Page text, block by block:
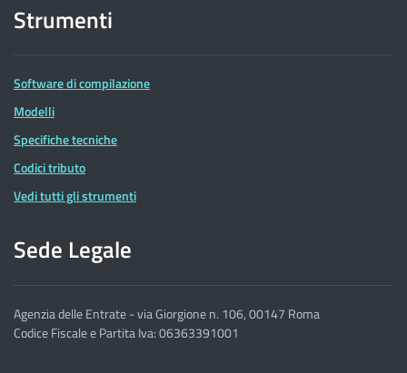
Strumenti
Software di compilazione
Modelli
Specifiche tecniche
Codici tributo
Vedi tutti gli strumenti
Sede Legale
Agenzia delle Entrate - via Giorgione n. 106, 00147 Roma
Codice Fiscale e Partita Iva: 06363391001